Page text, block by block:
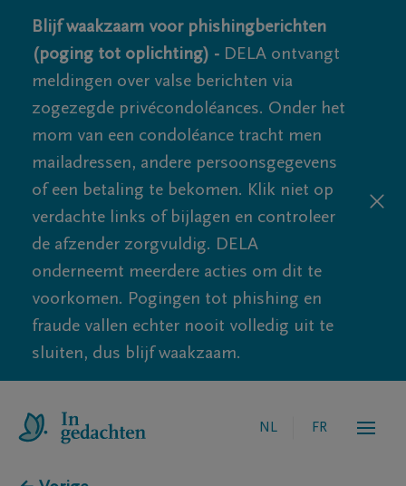
Blijf waakzaam voor phishingberichten
(poging tot oplichting) - DELA ontvangt
meldingen over valse berichten via
zogezegde privécondoléances. Onder het
mom van een condoléance tracht men
mailadressen, andere persoonsgegevens
of een betaling te bekomen. Klik niet op
verdachte links of bijlagen en controleer
de afzender zorgvuldig. DELA
onderneemt meerdere acties om dit te
voorkomen. Pogingen tot phishing en
fraude vallen echter nooit volledig uit te
sluiten, dus blijf waakzaam.
NL FR